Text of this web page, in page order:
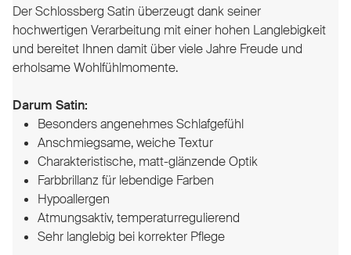
Der Schlossberg Satin überzeugt dank seiner
hochwertigen Verarbeitung mit einer hohen Langlebigkeit
und bereitet Ihnen damit über viele Jahre Freude und
erholsame Wohlfühlmomente.
Darum Satin:
Besonders angenehmes Schlafgefühl
Anschmiegsame, weiche Textur
Charakteristische, matt-glänzende Optik
Farbbrillanz für lebendige Farben
Hypoallergen
Atmungsaktiv, temperaturregulierend
Sehr langlebig bei korrekter Pflege